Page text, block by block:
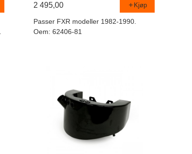
2 495,00 Kjøp
Passer FXR modeller 1982-1990.
Oem: 62406-81